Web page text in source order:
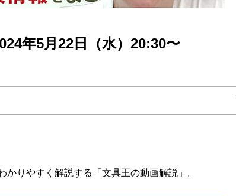
年5月22日（水）20:30〜
りやすく解説する「文具王の動画解説」。